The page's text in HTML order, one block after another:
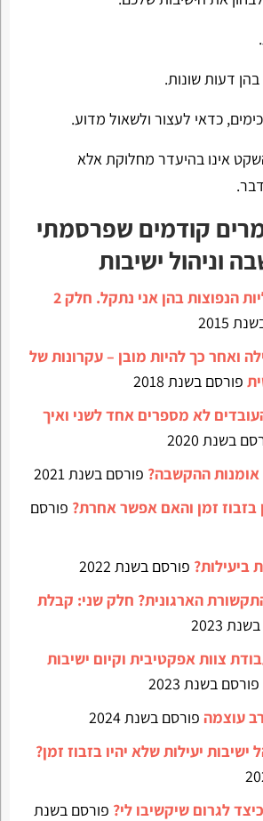
דעות שונות.
כדאי לעצור ולשאול מדוע.
אינו בהיעדר מחלוקת אלא
קודמים שפרסמתי
וניהול ישיבות
הטעויות הניהוליות הנפוצות בהן אני נתקל. חלק 2
2015
ואחר כך להיות מובן – עקרונות של
פורסם בשנת 2018
לא מספרים אחד לשני ואיך
בשנת 2020
ההקשבה? פורסם בשנת 2021
בזבוז זמן והאם אפשר אחרת? פורסם
ביעילות? פורסם בשנת 2022
הארגונית? חלק שני: קבלת
2023
צוות אפקטיבית וקיום ישיבות
פורסם בשנת 2023
עוצמהפורסם בשנת 2024
ישיבות יעילות שלא יהיו בזבוז זמן?
לגרום שיקשיבו לי? פורסם בשנת